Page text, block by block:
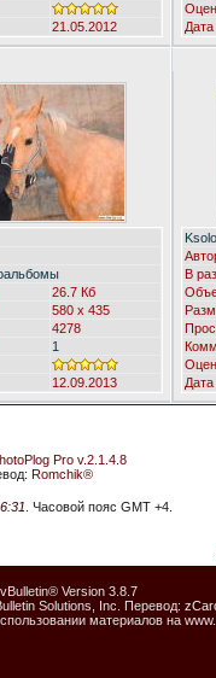
21.05.2012
Дата
26.7 Кб
580 x 435
4278
1
12.09.2013
В
Дата
Pro v.2.1.4.8
Romchik®
. Часовой пояс GMT +4.
Version 3.8.7
Solutions, Inc. Перевод:
материалов на